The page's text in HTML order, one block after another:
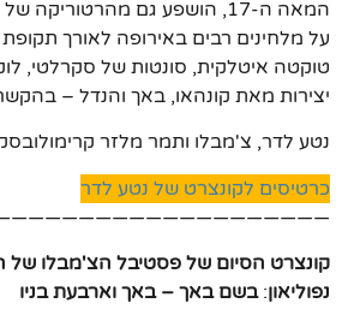
המאה ה-17, הושפע גם מהרטוריקה
על מלחינים רבים באירופה לאורך
טוקטה איטלקית, סונטות של סקרלטי,
יצירות מאת קונהאו, באך והנדל –
נטע לדר, צ'מבלו ותמר מלזר
כרטיסים לקונצרט של נטע לדר
קונצרט הסיום של פסטיבל הצ'מבלו של
נפוליאון:בשם באך – באך וארבעת בניו